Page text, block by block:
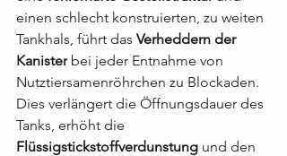
einen schlecht konstruierten, zu weiten
Tankhals, führt das Verheddern der
Kanister bei jeder Entnahme von
Nutztiersamenröhrchen zu Blockaden.
Dies verlängert die Öffnungsdauer des
Tanks, erhöht die
Flüssigstickstoffverdunstung und den